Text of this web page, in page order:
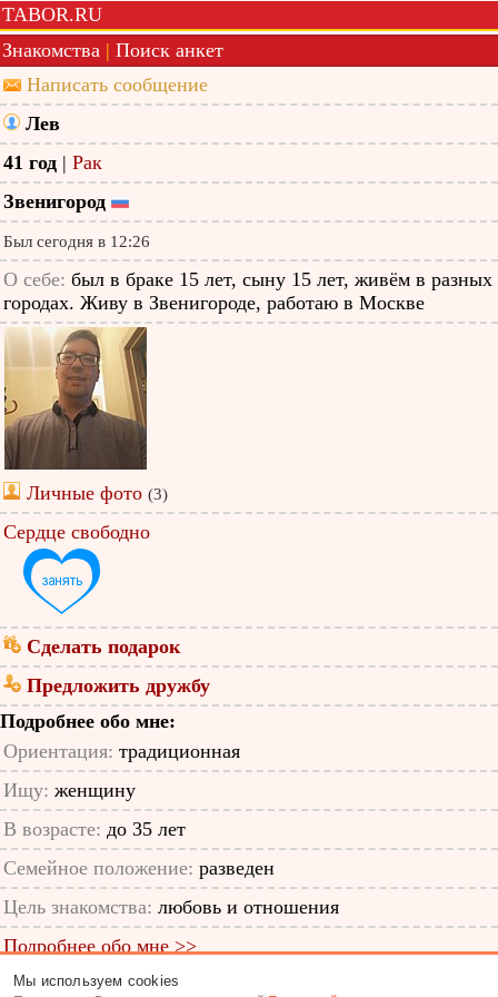
TABOR.RU
Знакомства | Поиск анкет
Написать сообщение
Лев
41 год | Рак
Звенигород
Был сегодня в 12:26
О себе: был в браке 15 лет, сыну 15 лет, живём в разных
городах. Живу в Звенигороде, работаю в Москве
Личные фото (3)
Сердце свободно
Сделать подарок
Предложить дружбу
Подробнее обо мне:
Ориентация: традиционная
Ищу: женщину
В возрасте: до 35 лет
Семейное положение: разведен
Цель знакомства: любовь и отношения
Подробнее обо мне >>
ID анкеты: 64128527
Мы используем cookies